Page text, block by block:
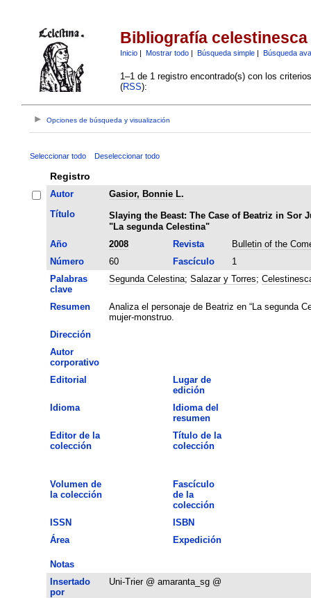
Bibliografía celestinesca
Inicio| Mostrar todo| Búsqueda simple| Búsqueda
1–1 de 1 registro encontrado(s) con los
(RSS):
Opciones de búsqueda y visualización
Seleccionar todo Deseleccionar todo
Registro
Autor
Gasior, Bonnie L.
Título
Slaying the Beast: The Case of Beatriz in
"La segunda Celestina"
Año
2008 Revista
Bulletin of the
Número
60 Fascículo
1
Palabras
clave
Segunda Celestina; Salazar y Torres;
Resumen
Analiza el personaje de Beatriz en “La segunda
mujer-monstruo.
Dirección
Autor
corporativo
Editorial
Lugar de
edición
Idioma
Idioma del
resumen
Editor de la
colección
Título de la
colección
Volumen de
la colección
Fascículo
de la
colección
ISSN
ISBN
Área
Expedición
Notas
Insertado
por
Uni-Trier @ amaranta_sg @